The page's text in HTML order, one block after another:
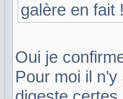
galère en fait
Oui je
Pour moi il